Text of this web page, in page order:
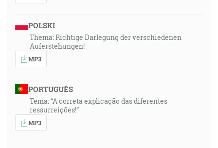
POLSKI
Thema: Richtige Darlegung der verschiedenen
Auferstehungen!
MP3
PORTUGUÊS
Tema: “A correta explicação das diferentes
ressurreições!”
MP3